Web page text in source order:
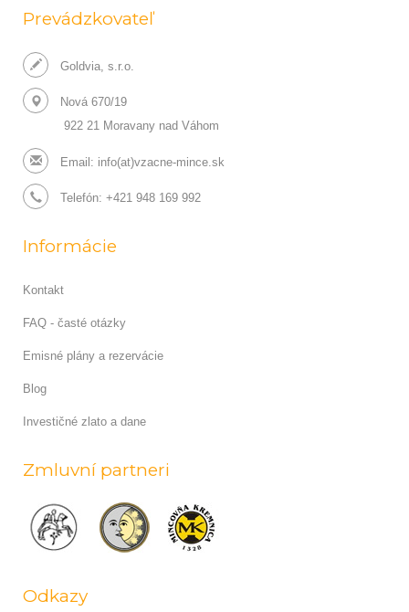
Prevádzkovateľ
Goldvia, s.r.o.
Nová 670/19
922 21 Moravany nad Váhom
Email: info(at)vzacne-mince.sk
Telefón: +421 948 169 992
Informácie
Kontakt
FAQ - časté otázky
Emisné plány a rezervácie
Blog
Investičné zlato a dane
Zmluvní partneri
Odkazy